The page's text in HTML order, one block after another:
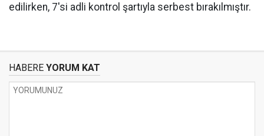
edilirken, 7'si adli kontrol şartıyla serbest bırakılmıştır.
HABERE YORUM KAT